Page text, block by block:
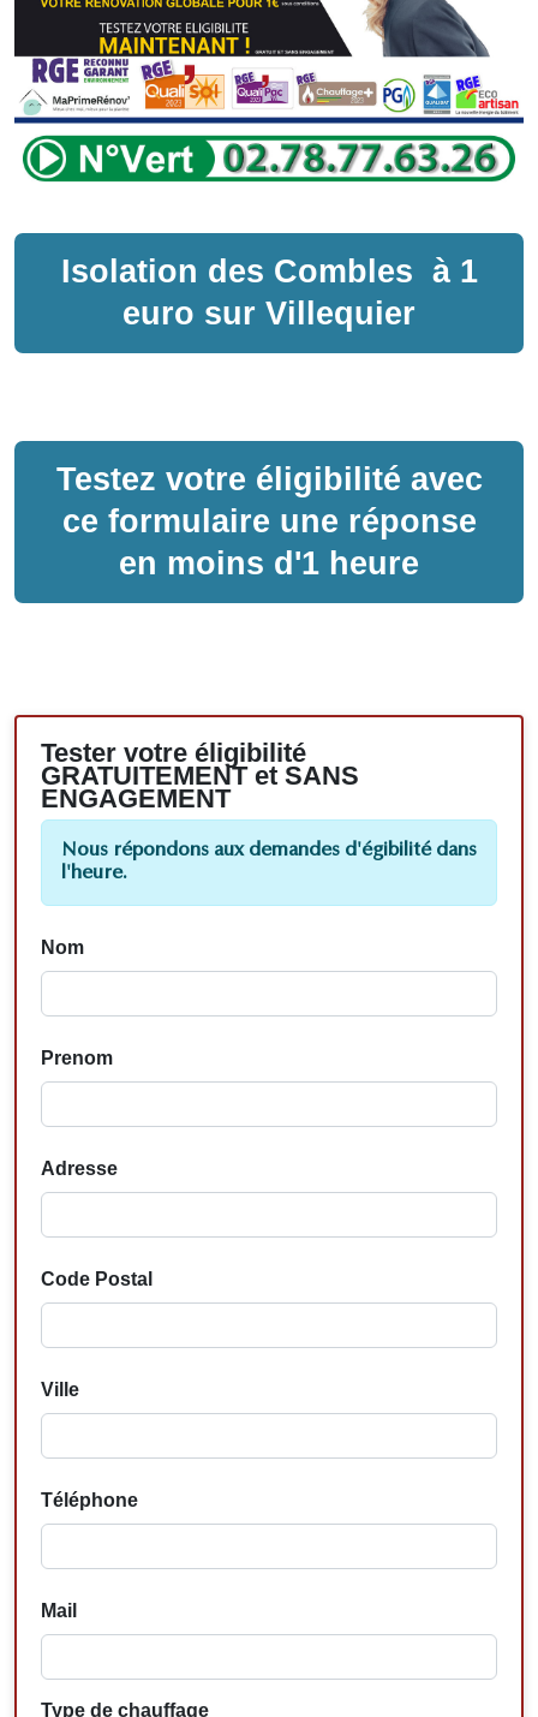
Isolation des Combles à 1
euro sur Villequier
Testez votre éligibilité avec
ce formulaire une réponse
en moins d'1 heure
Tester votre éligibilité
GRATUITEMENT et SANS
ENGAGEMENT
Nous répondons aux demandes d'égibilité dans
l'heure.
Nom
Prenom
Adresse
Code Postal
Ville
Téléphone
Mail
Type de chauffage